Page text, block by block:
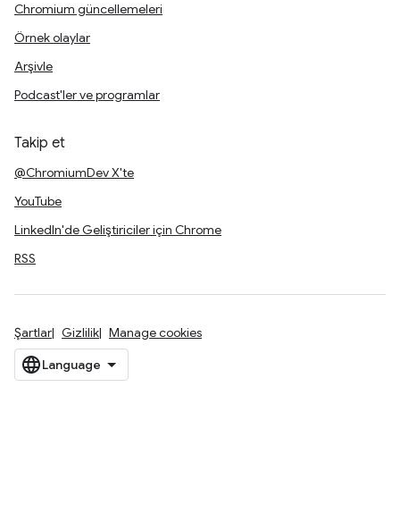
Chromium güncellemeleri
Örnek olaylar
Arşivle
Podcast'ler ve programlar
Takip et
@ChromiumDev X'te
YouTube
LinkedIn'de Geliştiriciler için Chrome
RSS
Şartlar Gizlilik Manage cookies